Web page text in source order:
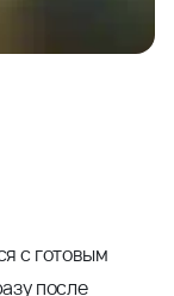
с готовым
после